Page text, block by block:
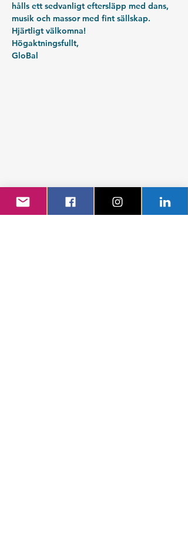
hålls ett sedvanligt eftersläpp med dans,
musik och massor med fint sällskap.
Hjärtligt välkomna!
Högaktningsfullt,
GloBal
Teknologsektionen Globala System